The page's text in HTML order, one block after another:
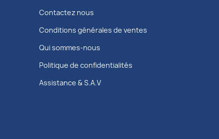
Contactez nous
Conditions générales de ventes
Qui sommes-nous
Politique de confidentialités
Assistance & S.A.V